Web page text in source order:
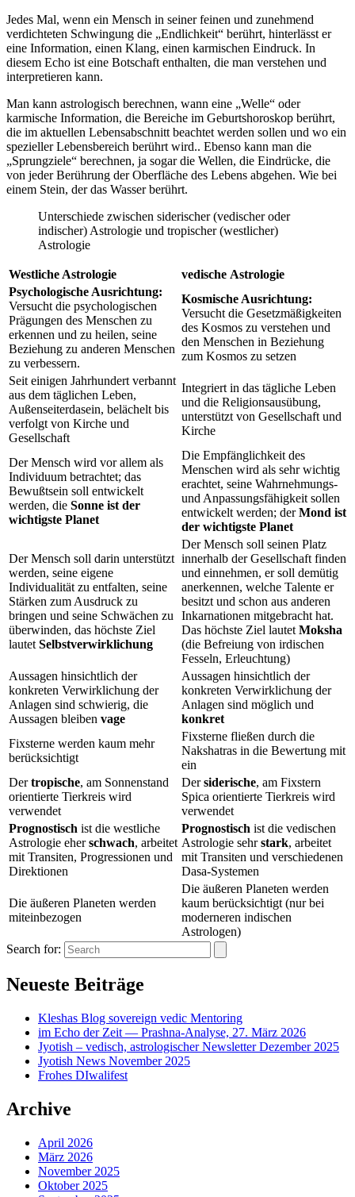
Jedes Mal, wenn ein Mensch in seiner feinen und zunehmend
verdichteten Schwingung die „Endlichkeit“ berührt, hinterlässt er
eine Information, einen Klang, einen karmischen Eindruck. In
diesem Echo ist eine Botschaft enthalten, die man verstehen und
interpretieren kann.
Man kann astrologisch berechnen, wann eine „Welle“ oder
karmische Information, die Bereiche im Geburtshoroskop berührt,
die im aktuellen Lebensabschnitt beachtet werden sollen und wo ein
spezieller Lebensbereich berührt wird.. Ebenso kann man die
„Sprungziele“ berechnen, ja sogar die Wellen, die Eindrücke, die
von jeder Berührung der Oberfläche des Lebens abgehen. Wie bei
einem Stein, der das Wasser berührt.
Unterschiede zwischen siderischer (vedischer oder
indischer) Astrologie und tropischer (westlicher)
Astrologie
Westliche Astrologie
vedische Astrologie
Psychologische Ausrichtung:
Versucht die psychologischen
Prägungen des Menschen zu
erkennen und zu heilen, seine
Beziehung zu anderen Menschen
zu verbessern.
Kosmische Ausrichtung:
Versucht die Gesetzmäßigkeiten
des Kosmos zu verstehen und
den Menschen in Beziehung
zum Kosmos zu setzen
Seit einigen Jahrhundert verbannt
aus dem täglichen Leben,
Außenseiterdasein, belächelt bis
verfolgt von Kirche und
Gesellschaft
Integriert in das tägliche Leben
und die Religionsausübung,
unterstützt von Gesellschaft und
Kirche
Der Mensch wird vor allem als
Individuum betrachtet; das
Bewußtsein soll entwickelt
werden, die Sonne ist der
wichtigste Planet
Die Empfänglichkeit des
Menschen wird als sehr wichtig
erachtet, seine Wahrnehmungs-
und Anpassungsfähigkeit sollen
entwickelt werden; derMond ist
der wichtigste Planet
Der Mensch soll darin unterstützt
werden, seine eigene
Individualität zu entfalten, seine
Stärken zum Ausdruck zu
bringen und seine Schwächen zu
überwinden, das höchste Ziel
lautet Selbstverwirklichung
Der Mensch soll seinen Platz
innerhalb der Gesellschaft finden
und einnehmen, er soll demütig
anerkennen, welche Talente er
besitzt und schon aus anderen
Inkarnationen mitgebracht hat.
Das höchste Ziel lautet Moksha
(die Befreiung von irdischen
Fesseln, Erleuchtung)
Aussagen hinsichtlich der
konkreten Verwirklichung der
Anlagen sind schwierig, die
Aussagen bleiben vage
Aussagen hinsichtlich der
konkreten Verwirklichung der
Anlagen sind möglich und
konkret
Fixsterne werden kaum mehr
berücksichtigt
Fixsterne fließen durch die
Nakshatras in die Bewertung mit
ein
Dertropische, am Sonnenstand
orientierte Tierkreis wird
verwendet
Dersiderische, am Fixstern
Spica orientierte Tierkreis wird
verwendet
Prognostisch ist die westliche
Astrologie eherschwach, arbeitet
mit Transiten, Progressionen und
Direktionen
Prognostisch ist die vedischen
Astrologie sehrstark, arbeitet
mit Transiten und verschiedenen
Dasa-Systemen
Die äußeren Planeten werden
miteinbezogen
Die äußeren Planeten werden
kaum berücksichtigt (nur bei
moderneren indischen
Astrologen)
Search for:
Neueste Beiträge
Kleshas Blog sovereign vedic Mentoring
im Echo der Zeit — Prashna-Analyse, 27. März 2026
Jyotish – vedisch, astrologischer Newsletter Dezember 2025
Jyotish News November 2025
Frohes DIwalifest
Archive
April 2026
März 2026
November 2025
Oktober 2025